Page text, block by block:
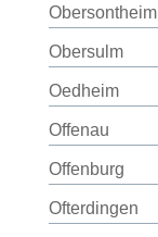
Obersontheim
Obersulm
Oedheim
Offenau
Offenburg
Ofterdingen